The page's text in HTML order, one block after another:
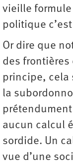
vieille formule
politique
Or dire que
des frontières
principe, cela
la
aucun calcul
sordide. Un
vue d’une